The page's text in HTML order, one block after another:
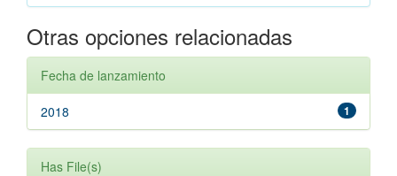
Otras opciones relacionadas
Fecha de lanzamiento
1
2018
Has File(s)